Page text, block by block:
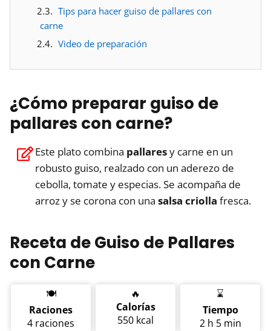
Tips para hacer guiso de pallares con
carne
Video de preparación
¿Cómo preparar guiso de
pallares con carne?
Este plato combina pallaresy carne en un
robusto guiso, realzado con un aderezo de
cebolla, tomate y especias. Se acompaña de
arroz y se corona con una salsa criolla fresca.
Receta de Guiso de Pallares
con Carne
🍽️
Raciones
4 raciones
🔥
Calorías
550 kcal
⌛
Tiempo
2 h 5 min